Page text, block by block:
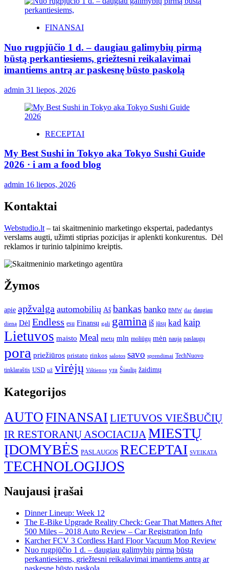
FINANSAI
Nuo rugpjūčio 1 d. – daugiau galimybių pirmą
būstą perkantiesiems, griežtesni reikalavimai
imantiems antrą ar paskesnę būsto paskolą
admin 31 liepos, 2026
RECEPTAI
My Best Sushi in Tokyo aka Tokyo Sushi Guide
2026 · i am a food blog
admin 16 liepos, 2026
Kontaktai
Webstudio.lt – tai skaitmeninio marketingo ekspertai, padedantys
verslams augti, užimti stiprias pozicijas ir aplenkti konkurentus. Dėl
reklamos ir turinio talpinimo kreiptis.
Žymos
apie apžvalga automobilių Aš bankas banko BMW dar daugiau
dieną Dėl Endless esu Finansų gali gamina iš jūsų kad kaip
Lietuvos maisto Meal metų mln moliūgų mėn naują paslaugų
pora priežiūros pristato rinkos salotos savo sprendimai TechNuovo
tinklaraštis USD už virėjų Vištienos yra Šiaulių žaidimų
Kategorijos
AUTOFINANSAI LIETUVOS VIEŠBUČIŲ
IR RESTORANŲ ASOCIACIJA MIESTŲ
ĮDOMYBĖS PASLAUGOS RECEPTAI SVEIKATA
TECHNOLOGIJOS
Naujausi įrašai
Dinner Lineup: Week 12
The E-Bike Upgrade Reality Check: Gear That Matters After
500 Miles – 2018 Auto Review – Car Registration Info
Karcher FCV 3 Cordless Hard Floor Vacuum Mop Review
Nuo rugpjūčio 1 d. – daugiau galimybių pirmą būstą
perkantiesiems, griežtesni reikalavimai imantiems antrą ar